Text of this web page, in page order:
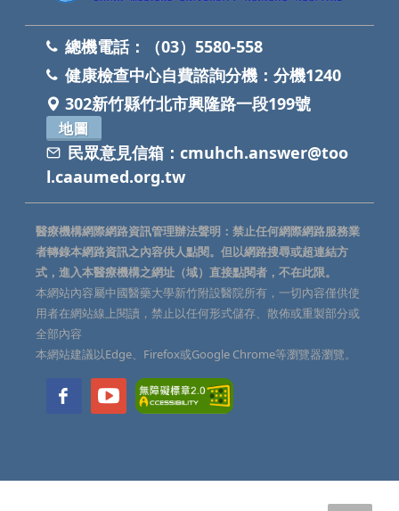
總機電話：
（03）5580-558
健康檢查中心自費諮詢分機： 分機1240
302新竹縣竹北市興隆路一段199號
地圖
民眾意見信箱： cmuhch.answer@too
l.caaumed.org.tw
醫療機構網際網路資訊管理辦法聲明：禁止任何網際網路服務業
者轉錄本網路資訊之內容供人點閱。但以網路搜尋或超連結方
式，進入本醫療機構之網址（域）直接點閱者，不在此限。
本網站內容屬中國醫藥大學新竹附設醫院所有，一切內容僅供使
用者在網站線上閱讀，禁止以任何形式儲存、散佈或重製部分或
全部內容
本網站建議以Edge、Firefox或Google Chrome等瀏覽器瀏覽。